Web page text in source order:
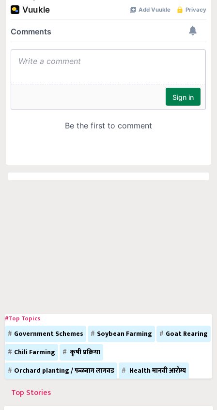
#Top Topics
Government Schemes Soybean Farming
Goat Rearing
Chili Farming
कृषी प्रक्रिया
Orchard planting / फळबाग लागवड
Health मानवी आरोग्य
Top Stories